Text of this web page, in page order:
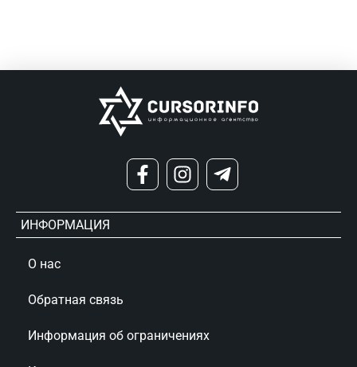
ИНФОРМАЦИЯ
О нас
Обратная связь
Информация об ограничениях